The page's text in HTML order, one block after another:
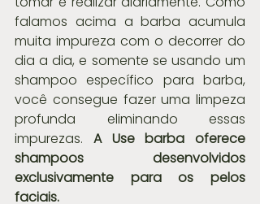
falamos acima a barba acumula
muita impureza com o decorrer do
dia a dia, e somente se usando um
shampoo específico para barba,
você consegue fazer uma limpeza
profunda eliminando essas
impurezas. A Use barba oferece
shampoos desenvolvidos
exclusivamente para os pelos
faciais.